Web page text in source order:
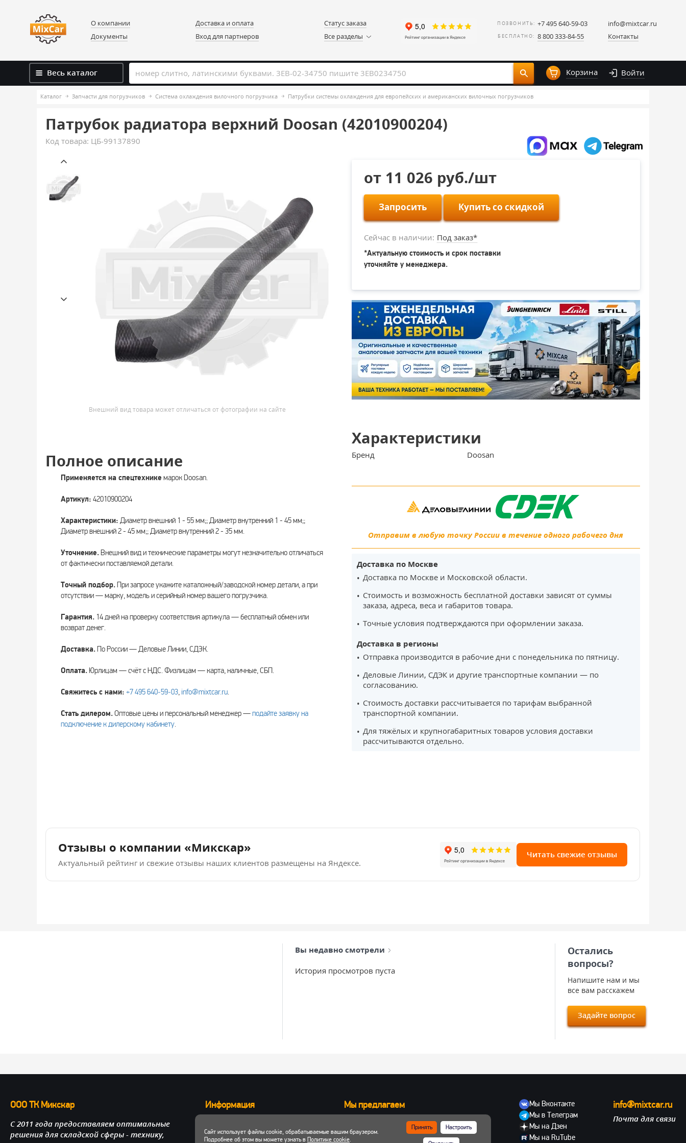
О компании
Документы
Доставка и оплата
Вход для партнеров
Статус заказа
Все разделы
ПОЗВОНИТЬ: +7 495 640-59-03
БЕСПЛАТНО: 8 800 333-84-55
info@mixtcar.ru
Контакты
Весь каталог Корзина Войти
Каталог Запчасти для погрузчиков Система охлаждения вилочного погрузчика Патрубки системы охлаждения для европейских и американских вилочных погрузчиков
Патрубок радиатора верхний Doosan (42010900204)
Код товара: ЦБ-99137890
Внешний вид товара может отличаться от фотографии на сайте
Полное описание
Применяется на спецтехнике марок Doosan.
Артикул: 42010900204
Характеристики: Диаметр внешний 1 - 55 мм;; Диаметр внутренний 1 - 45 мм;;
Диаметр внешний 2 - 45 мм;; Диаметр внутренний 2 - 35 мм.
Уточнение.Внешний вид и технические параметры могут незначительно отличаться
от фактически поставляемой детали.
Точный подбор.При запросе укажите каталожный/заводской номер детали, а при
отсутствии — марку, модель и серийный номер вашего погрузчика.
Гарантия. 14 дней на проверку соответствия артикула — бесплатный обмен или
возврат денег.
Доставка.По России — Деловые Линии, СДЭК.
Оплата. Юрлицам — счёт с НДС. Физлицам — карта, наличные, СБП.
Свяжитесь с нами: +7 495 640‑59‑03, info@mixtcar.ru.
Стать дилером.Оптовые цены и персональный менеджер —подайте заявку на
подключение к дилерскому кабинету.
от 11 026 руб./шт
Запросить Купить со скидкой
Сейчас в наличии: Под заказ*
*Актуальную стоимость и срок поставки
уточняйте у менеджера.
Характеристики
Бренд Doosan
Отправим в любую точку России в течение одного рабочего дня
Доставка по Москве
Доставка по Москве и Московской области.
Стоимость и возможность бесплатной доставки зависят от суммы
заказа, адреса, веса и габаритов товара.
Точные условия подтверждаются при оформлении заказа.
Доставка в регионы
Отправка производится в рабочие дни с понедельника по пятницу.
Деловые Линии, СДЭК и другие транспортные компании — по
согласованию.
Стоимость доставки рассчитывается по тарифам выбранной
транспортной компании.
Для тяжёлых и крупногабаритных товаров условия доставки
рассчитываются отдельно.
Отзывы о компании «Микскар»
Актуальный рейтинг и свежие отзывы наших клиентов размещены на Яндексе.
Читать свежие отзывы
Вы недавно смотрели
История просмотров пуста
Остались
вопросы?
Напишите нам и мы
все вам расскажем
Задайте вопрос
ООО ТК Микскар
С 2011 года предоставляем оптимальные
решения для складской сферы - технику,
Информация
Доставка и оплата
Мы предлагаем
Запчасти для вилочных погрузчиков
Запчасти для двигателей
Мы Вконтакте
Мы в Телеграм
Мы на Дзен
Мы на RuTube
info@mixtcar.ru
Почта для связи
Сайт использует файлы cookie, обрабатываемые вашим браузером.
Подробнее об этом вы можете узнать в Политике cookie.
Принять Настроить